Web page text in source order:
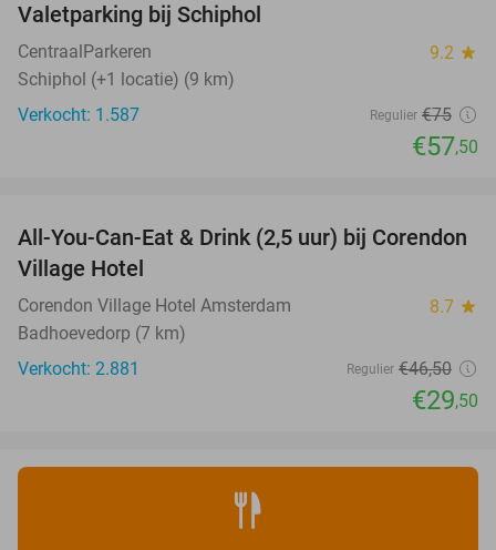
Valetparking bij Schiphol
CentraalParkeren 9.2 star
Schiphol (+1 locatie) (9 km)
Verkocht: 1.587
Regulier €75
€57,50
37%
All-You-Can-Eat & Drink (2,5 uur) bij Corendon
Village Hotel
Corendon Village Hotel Amsterdam 8.7 star
Badhoevedorp (7 km)
Verkocht: 2.881
Regulier €46,50
€29,50